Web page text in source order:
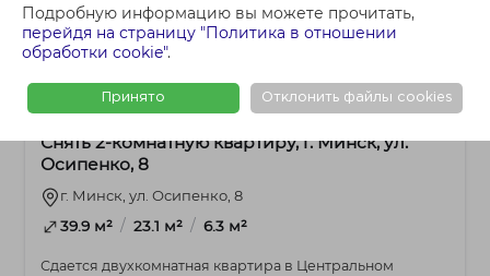
Подробную информацию вы можете прочитать,
перейдя на страницу "Политика в отношении
обработки cookie".
Принято Отклонить файлы cookies
2-комнатная 1 400 BYN
Снять 2-комнатную квартиру, г. Минск, ул.
Осипенко, 8
г. Минск, ул. Осипенко, 8
39.9 м² / 23.1 м² / 6.3 м²
Сдается двухкомнатная квартира в Центральном